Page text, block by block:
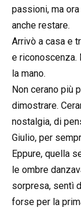
passioni, ma
anche restare.
Arrivò a casa e
e riconoscenza.
la mano.
Non cerano più
dimostrare.
nostalgia, di
Giulio, per
Eppure, quella
le ombre
sorpresa, sentì
forse per la